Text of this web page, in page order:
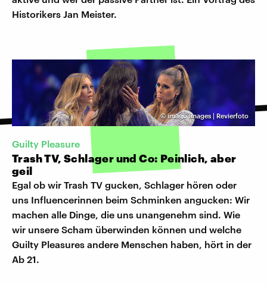
Historikers Jan Meister.
©imago images | Revierfoto
Guilty Pleasure
Trash TV, Schlager und Co: Peinlich, aber
geil
Egal ob wir Trash TV gucken, Schlager hören oder
uns Influencerinnen beim Schminken angucken: Wir
machen alle Dinge, die uns unangenehm sind. Wie
wir unsere Scham überwinden können und welche
Guilty Pleasures andere Menschen haben, hört in der
Ab 21.